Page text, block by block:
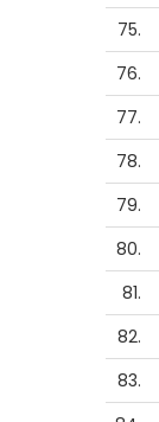
75.
76.
77.
78.
79.
80.
81.
82.
83.